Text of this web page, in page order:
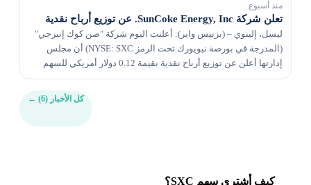
منذ أسبوع
تعلن شركة SunCoke Energy, Inc. عن توزيع أرباح نقدية
ليسل، إلينوي – (بزنيس واير): أعلنت اليوم شركة "صن كوك إنيرجي"
(المدرجة في بورصة نيويورك تحت الرمز NYSE: SXC) أن مجلس
إدارتها أعلن عن توزيع أرباح نقدية بقيمة 0.12 دولار أمريكي للسهم
كل الأخبار (6) ←
كيف أشتري سهم SXC؟